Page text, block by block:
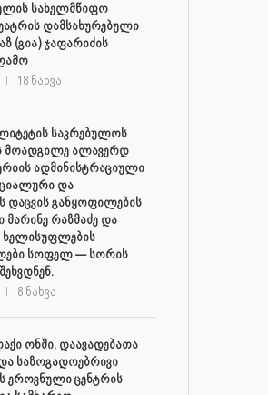
სახელმწიფო
დამსახურებული
(გია) ჯაფარიძის
18 ნახვა
საკრებულოს
მოადგილე ალავერდ
ადმინისტრაციული
და
დაცვის განყოფილების
რაზმაძე და
სოფელ — სორის
8 ნახვა
ონში, დაავადებათა
საზოგადოებრივი
ეროვნული ცენტრის